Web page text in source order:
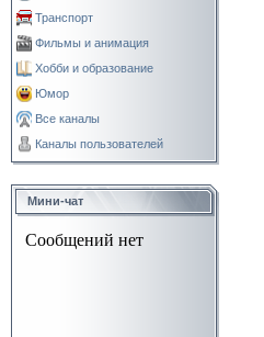
Транспорт
Фильмы и анимация
Хобби и образование
Юмор
Все каналы
Каналы пользователей
Мини-чат